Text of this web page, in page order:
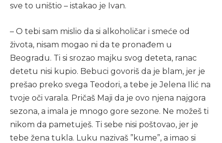
sve to uništio – istakao je Ivan.
– O tebi sam mislio da si alkoholičar i smeće od
života, nisam mogao ni da te pronađem u
Beogradu. Ti si srozao majku svog deteta, ranac
detetu nisi kupio. Bebuci govoriš da je blam, jer je
prešao preko svega Teodori, a tebe je Jelena Ilić na
tvoje oči varala. Pričaš Maji da je ovo njena najgora
sezona, a imala je mnogo gore sezone. Ne možeš ti
nikom da pametuješ. Ti sebe nisi poštovao, jer je
tebe žena tukla. Luku nazivaš ”kume”, a imao si